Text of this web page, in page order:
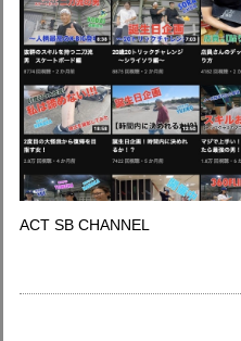
ACT SB CHANNEL